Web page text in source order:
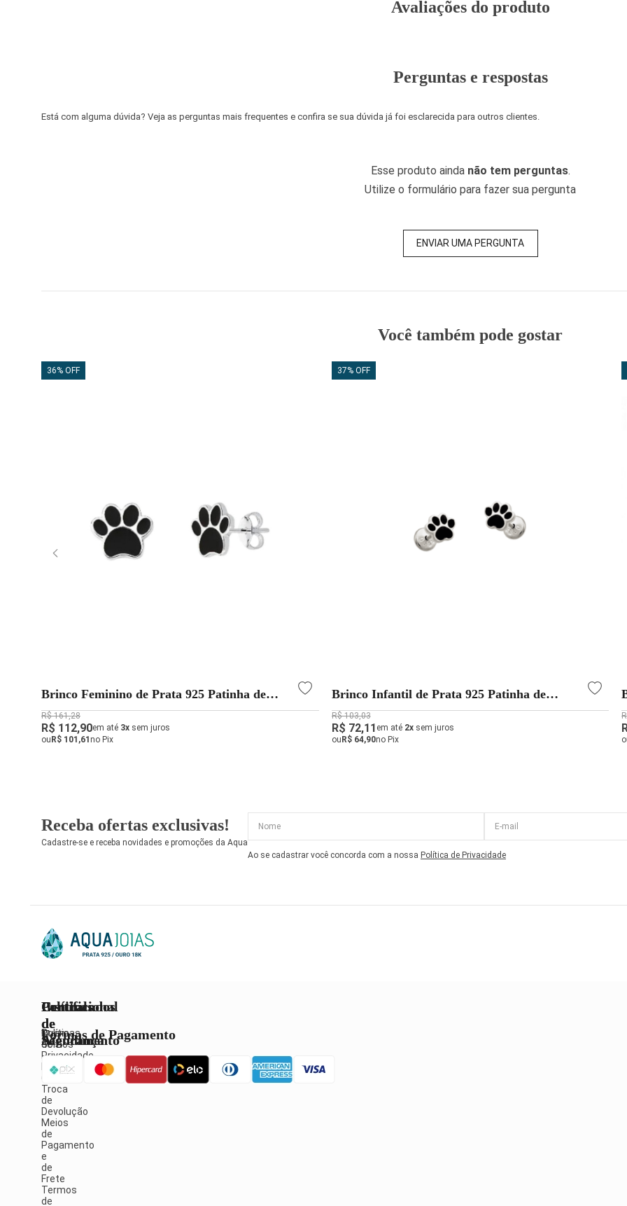
Avaliações do produto
Perguntas e respostas
Está com alguma dúvida? Veja as perguntas mais frequentes e confira se sua dúvida já foi esclarecida para outros clientes.
Esse produto ainda não tem perguntas.
Utilize o formulário para fazer sua pergunta
ENVIAR UMA PERGUNTA
Você também pode gostar
36% OFF
Brinco Feminino de Prata 925 Patinha de
Cachorro 9mm
R$ 161,28
R$ 112,90em até 3x sem juros
ouR$ 101,61no Pix
37% OFF
Brinco Infantil de Prata 925 Patinha de
Cachorro
R$ 103,03
R$ 72,11 em até 2xsem juros
ouR$ 64,90no Pix
Receba ofertas exclusivas!
Cadastre-se e receba novidades e promoções da Aqua
Ao se cadastrar você concorda com a nossa Política de Privacidade
Institucional
Quem
Somos
Políticas
Políticas
de
Privacidade
Política
de
Troca
de
Devolução
Meios
de
Pagamento
e
de
Frete
Termos
de
Central
de
Atendimento
Fale
Conosco
Certificados
de
Segurança
Formas de Pagamento